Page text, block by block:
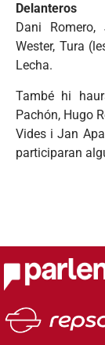
Delanteros
Dani Romero,
Wester, Tura
Lecha.
També hi
Pachón, Hugo
Vides i Jan
participaran